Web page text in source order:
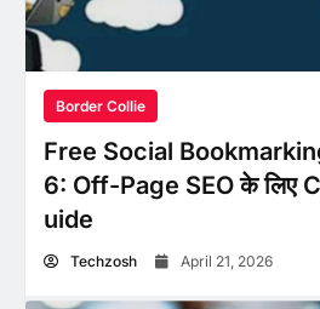
Border Collie
Free Social
6: Off-Page SEO के लिए
uide
Techzosh April 21, 2026